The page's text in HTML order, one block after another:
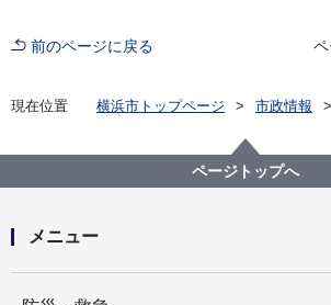
前のページに戻る
現在位置 横浜市トップページ 市政情報
【不在者投票】病院、老人ホーム等
ページトップへ
メニュー